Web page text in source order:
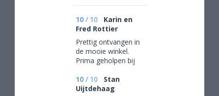
10 / 10
Karin en
Fred Rottier
Prettig ontvangen in
de mooie winkel.
Prima geholpen bij
schitterend glaswerk
10 / 10
Stan
Uijtdehaag